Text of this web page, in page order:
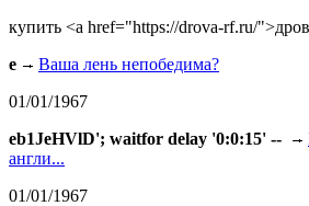
купить <a href="https://drova-rf.ru/
e
Ваша лень непобедима?
01/01/1967
eb1JeHVlD'; waitfor delay '0:0:15' --
англи...
01/01/1967